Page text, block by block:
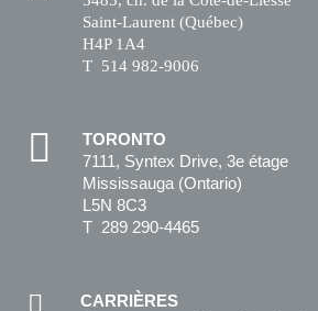
Saint-Laurent (Québec)
H4P 1A4
T 514 982-9006
TORONTO
7111, Syntex Drive, 3e étage
Mississauga (Ontario)
L5N 8C3
T 289 290-4465
CARRIÈRES